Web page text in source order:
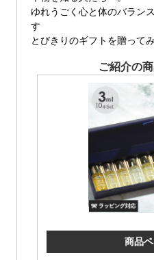
ゆれうごく心と体のバラン
す
とびきりのギフトを贈って
ご紹介の
商品